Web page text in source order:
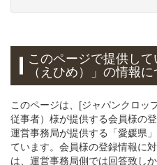
このページで提供して
（えひめ）」の情報に
このページは、[ジャパンクロッ
従事者）様が提供する会員様の
運営事務局が提供する「愛媛県
ています。会員様の登録情報に
は、運営事務局側では回答致し